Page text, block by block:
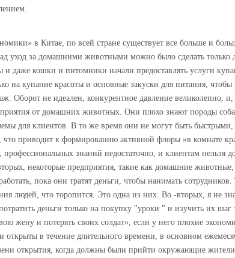
в Китае, по всей стране существует все больше и
уход за домашними животными можно было сделать
кошки и питомники начали предоставлять услуги
на купание красоты и основные закуски для питания,
Оборот не идеален, конкурентное давление великолепно,
от домашних животных. Они плохо знают породы
для клиентов. В то же время они не могут быть
приводит к формированию активной флоры »в комнате
знаний недостаточно, и клиентам нельзя
некоторые предприятия, такие как домашние
пока они тратят деньги, чтобы нанимать
людей, что торопится. Это одна из них. Во -вторых, я не
деньги только на покупку "уроки " и изучить их
жену и потерять своих солдат», если у него плохие
в течение длительного времени, в основном
открытия, когда должны были прийти окружающие